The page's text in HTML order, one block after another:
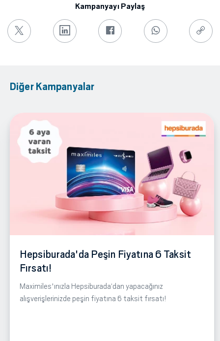
Kampanyayı Paylaş
Diğer Kampanyalar
Hepsiburada'da Peşin Fiyatına 6 Taksit
Fırsatı!
Maximiles'ınızla Hepsiburada‘dan yapacağınız
alışverişlerinizde peşin fiyatına 6 taksit fırsatı!